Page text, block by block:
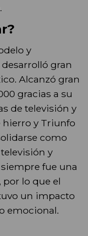
y
gran
Alcanzó gran
gracias a su
de televisión y
hierro y Triunfo
como
y
fue una
por lo que el
un impacto
emocional.